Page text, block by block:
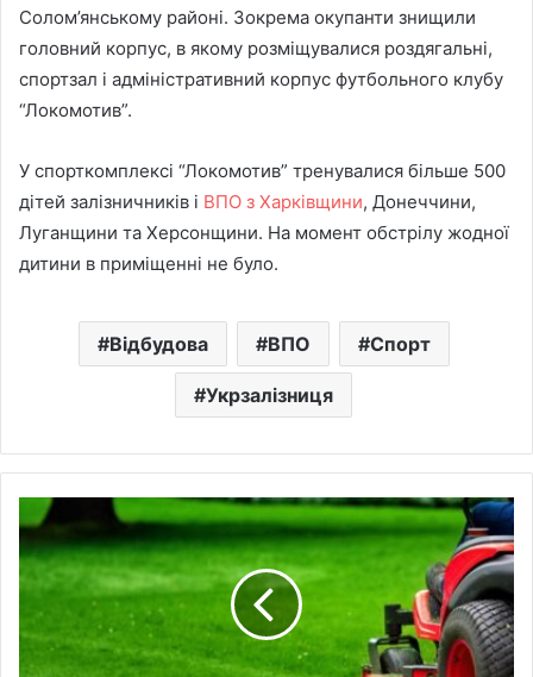
Солом’янському районі. Зокрема окупанти знищили
головний корпус, в якому розміщувалися роздягальні,
спортзал і адміністративний корпус футбольного клубу
“Локомотив”.
У спорткомплексі “Локомотив” тренувалися більше 500
дітей залізничників і ВПО з Харківщини, Донеччини,
Луганщини та Херсонщини. На момент обстрілу жодної
дитини в приміщенні не було.
Відбудова ВПО Спорт
Укрзалізниця
Києві
знов
почали
косити
траву